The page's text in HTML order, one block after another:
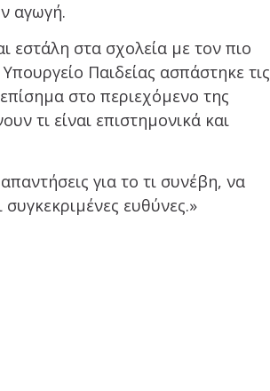
αγωγή.
εστάλη στα σχολεία με τον πιο
Παιδείας ασπάστηκε τις
στο περιεχόμενο της
τι είναι επιστημονικά και
για το τι συνέβη, να
ευθύνες.»